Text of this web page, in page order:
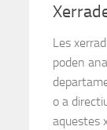
Les
poden
o a
aquestes